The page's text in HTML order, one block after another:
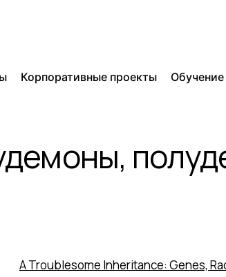
Корпоративные проекты
A Troublesome Inheritance: Genes,